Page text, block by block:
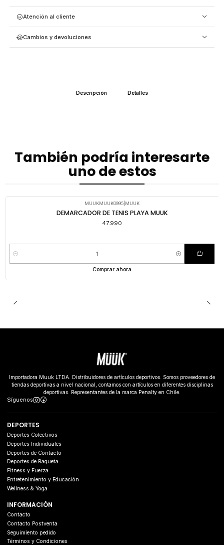
Atención al cliente
Cambios y devoluciones
Descripción Detalles
También podría interesarte
uno de estos
MUUKMUUK0995 MUUK
DEMARCADOR DE TENIS PLAYA MUUK
47.990
Cantidad
Comprar ahora
Importadora Muuk LTDA. Distribuidores de artículos deportivos. Somos proveedores de
tiendas deportivas a nivel nacional, contamos con artículos en diferentes disciplinas
deportivas. Representantes de la marca Penalty en Chile.
Síguenos
DEPORTES
Deportes Colectivos
Deportes Individuales
Deportes de Contacto
Deportes de Raqueta
Fitness y Fuerza
Entretenimiento y Educación
Wellness & Yoga
INFORMACIÓN
Contacto
Contacto Postventa
Seguimiento pedido
Términos y Condiciones